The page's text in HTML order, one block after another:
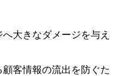
大きなダメージを与え
客情報の流出を防ぐた